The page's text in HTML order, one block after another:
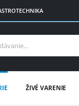
ŽIVÉ VARENIE